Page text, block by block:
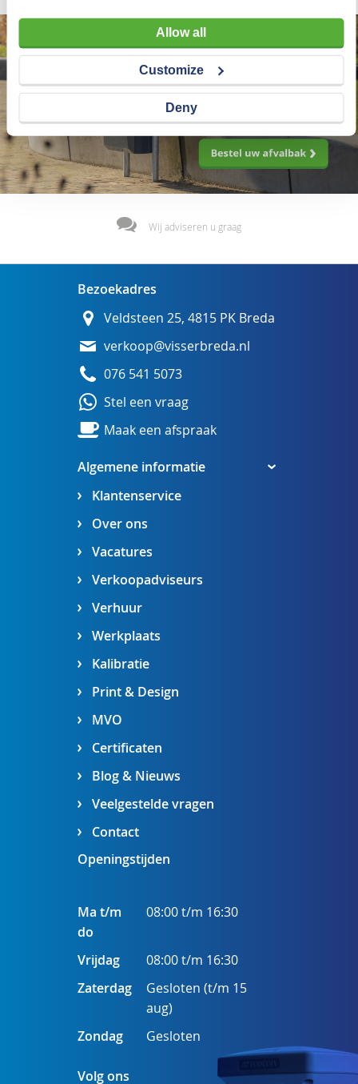
Allow all
Customize
Deny
Wij adviseren u graag
Algemene informatie
Klantenservice
Over ons
Vacatures
Verkoopadviseurs
Verhuur
Werkplaats
Kalibratie
Print & Design
MVO
Certificaten
Blog & Nieuws
Veelgestelde vragen
Contact
Bezoekadres
Veldsteen 25, 4815 PK Breda
verkoop@visserbreda.nl
076 541 5073
Stel een vraag
Maak een afspraak
Openingstijden
Ma t/m
do
08:00 t/m 16:30
Vrijdag
08:00 t/m 16:30
Zaterdag
Gesloten (t/m 15
aug)
Zondag
Gesloten
Volg ons